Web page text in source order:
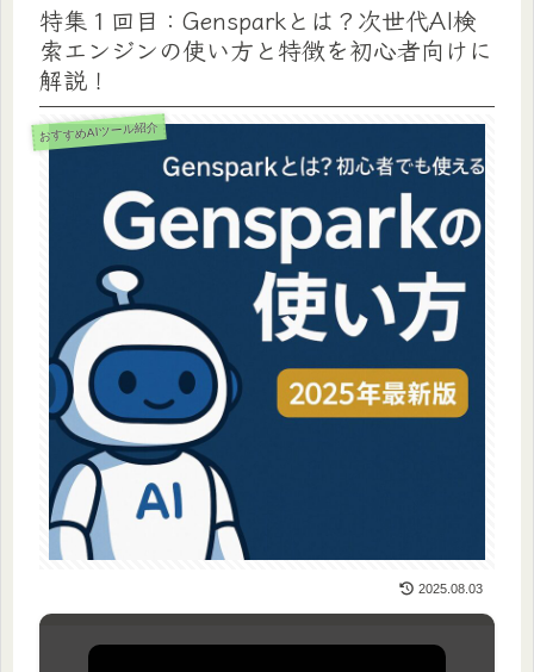
特集１回目：Gensparkとは？次世代AI検
索エンジンの使い方と特徴を初心者向けに
解説！
おすすめAIツール紹介
2025.08.03